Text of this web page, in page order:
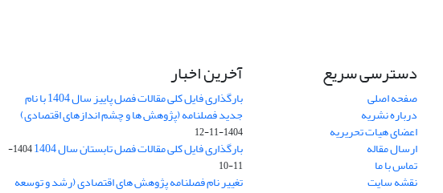
دسترسی سریع
صفحه اصلی
درباره نشریه
اعضای هیات تحریریه
ارسال مقاله
تماس با ما
نقشه سایت
آخرین اخبار
بارگذاری فایل کلی مقالات فصل پاییز سال 1404 با نام
جدید فصلنامه (پژوهش ها و چشم اندازهای اقتصادی)
1404-11-12
بارگذاری فایل کلی مقالات فصل تابستان سال 1404
1404-
11-10
تغییر نام فصلنامه پژوهش های اقتصادی (رشد و توسعه